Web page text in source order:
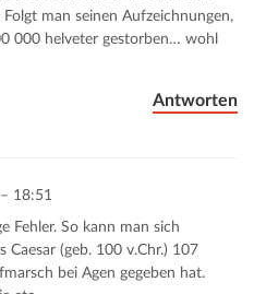
man seinen Aufzeichnungen,
000 helveter gestorben… wohl
Antworten
18:51
Fehler. So kann man sich
Caesar (geb. 100 v.Chr.) 107
bei Agen gegeben hat.